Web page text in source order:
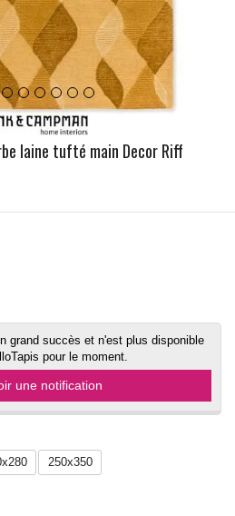
laine tufté main Decor Riff
grand succès et n'est plus disponible
pour le moment.
une notification
250x350